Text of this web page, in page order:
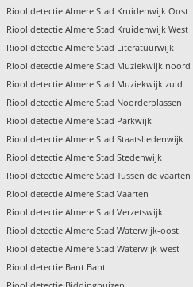
Riool detectie Almere Stad Kruidenwijk Oost
Riool detectie Almere Stad Kruidenwijk West
Riool detectie Almere Stad Literatuurwijk
Riool detectie Almere Stad Muziekwijk noord
Riool detectie Almere Stad Muziekwijk zuid
Riool detectie Almere Stad Noorderplassen
Riool detectie Almere Stad Parkwijk
Riool detectie Almere Stad Staatsliedenwijk
Riool detectie Almere Stad Stedenwijk
Riool detectie Almere Stad Tussen de vaarten
Riool detectie Almere Stad Vaarten
Riool detectie Almere Stad Verzetswijk
Riool detectie Almere Stad Waterwijk-oost
Riool detectie Almere Stad Waterwijk-west
Riool detectie Bant Bant